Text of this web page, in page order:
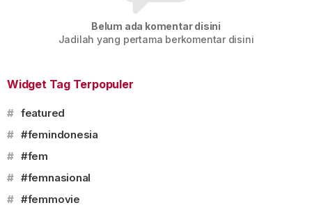
Belum ada komentar disini
Jadilah yang pertama berkomentar disini
Widget Tag Terpopuler
# featured
# #femindonesia
# #fem
# #femnasional
# #femmovie